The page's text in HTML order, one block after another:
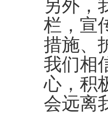
另外，
栏，宣
措施、
我们相
心，积
会远离